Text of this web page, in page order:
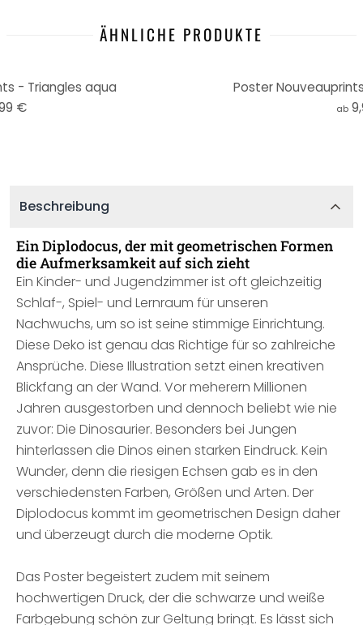
ÄHNLICHE PRODUKTE
- Triangles aqua
€
Poster
ab
Beschreibung
Ein Diplodocus, der mit geometrischen Formen
die Aufmerksamkeit auf sich zieht
Ein Kinder- und Jugendzimmer ist oft gleichzeitig
Schlaf-, Spiel- und Lernraum für unseren
Nachwuchs, um so ist seine stimmige Einrichtung.
Diese Deko ist genau das Richtige für so zahlreiche
Ansprüche. Diese Illustration setzt einen kreativen
Blickfang an der Wand. Vor meherern Millionen
Jahren ausgestorben und dennoch beliebt wie nie
zuvor: Die Dinosaurier. Besonders bei Jungen
hinterlassen die Dinos einen starken Eindruck. Kein
Wunder, denn die riesigen Echsen gab es in den
verschiedensten Farben, Größen und Arten. Der
Diplodocus kommt im geometrischen Design daher
und überzeugt durch die moderne Optik.
Das Poster begeistert zudem mit seinem
hochwertigen Druck, der die schwarze und weiße
Farbgebung schön zur Geltung bringt. Es lässt sich